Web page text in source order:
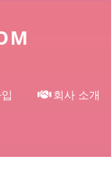
회사 소개